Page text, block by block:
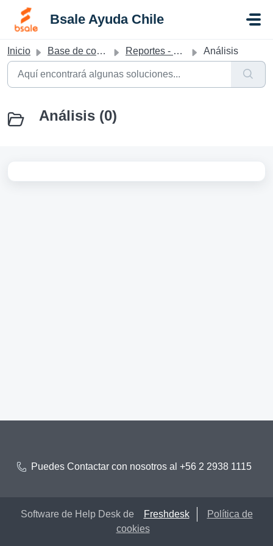
Saltar al contenido principal
Bsale Ayuda Chile
Inicio Base de conocimientos Reportes - Chile Análisis
Análisis (0)
Puedes Contactar con nosotros al +56 2 2938 1115
Software de Help Desk de Freshdesk
Política de
cookies